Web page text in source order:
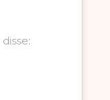
disse: